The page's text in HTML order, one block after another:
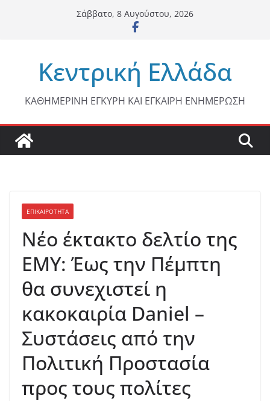
Σάββατο, 8 Αυγούστου, 2026
Κεντρική Ελλάδα
ΚΑΘΗΜΕΡΙΝΗ ΕΓΚΥΡΗ ΚΑΙ ΕΓΚΑΙΡΗ ΕΝΗΜΕΡΩΣΗ
ΕΠΙΚΑΙΡΟΤΗΤΑ
Νέο έκτακτο δελτίο της
ΕΜΥ: Έως την Πέμπτη
θα συνεχιστεί η
κακοκαιρία Daniel –
Συστάσεις από την
Πολιτική Προστασία
προς τους πολίτες